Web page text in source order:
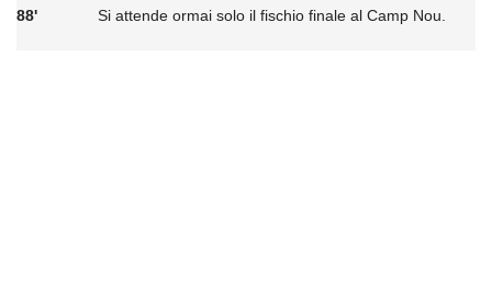
88'
Si attende ormai solo il fischio finale al Camp Nou.